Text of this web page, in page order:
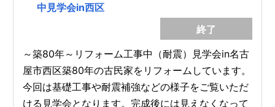
中見学会in西区
終了
～築80年～リフォーム工事中（耐震）見学会in名古
屋市西区築80年の古民家をリフォームしています。
今回は基礎工事や耐震補強などの様子をご覧いただ
ける見学会となります。完成後には見えなくなって